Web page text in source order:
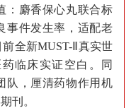
：麝香保心丸联合标
事件发生率，适配老
全新MUST-Ⅱ真实世
临床实证空白。同
队，厘清药物作用机
刊。